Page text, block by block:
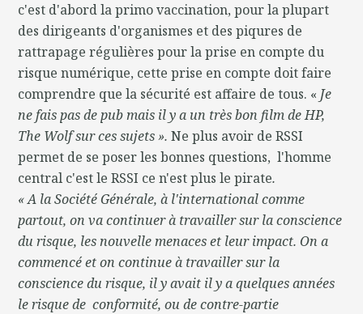
c'est d'abord la primo vaccination, pour la plupart
des dirigeants d'organismes et des piqures de
rattrapage régulières pour la prise en compte du
risque numérique, cette prise en compte doit faire
comprendre que la sécurité est affaire de tous. « Je
ne fais pas de pub mais il y a un très bon film de HP,
The Wolf sur ces sujets ».Ne plus avoir de RSSI
permet de se poser les bonnes questions, l'homme
central c'est le RSSI ce n'est plus le pirate.
« A la Société Générale, à l'international comme
partout, on va continuer à travailler sur la conscience
du risque, les nouvelle menaces et leur impact. On a
commencé et on continue à travailler sur la
conscience du risque, il y avait il y a quelques années
le risque de conformité, ou de contre-partie